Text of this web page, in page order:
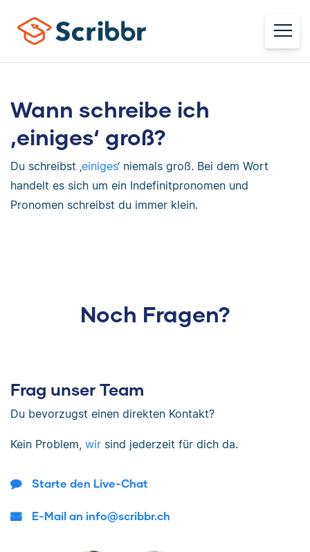
Wann schreibe ich
‚einiges‘ groß?
Du schreibst ‚einiges‘ niemals groß. Bei dem Wort
handelt es sich um ein Indefinitpronomen und
Pronomen schreibst du immer klein.
Noch Fragen?
Frag unser Team
Du bevorzugst einen direkten Kontakt?
Kein Problem, wir sind jederzeit für dich da.
Starte den Live-Chat
E-Mail an info@scribbr.ch